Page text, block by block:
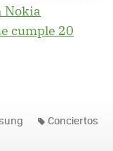
Nokia
cumple 20
Conciertos